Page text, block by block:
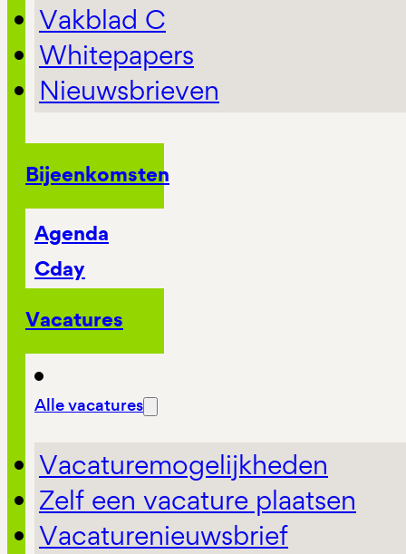
Vakblad C
Whitepapers
Nieuwsbrieven
Bijeenkomsten
Agenda
Cday
Vacatures
Alle vacatures
Vacaturemogelijkheden
Zelf een vacature plaatsen
Vacaturenieuwsbrief